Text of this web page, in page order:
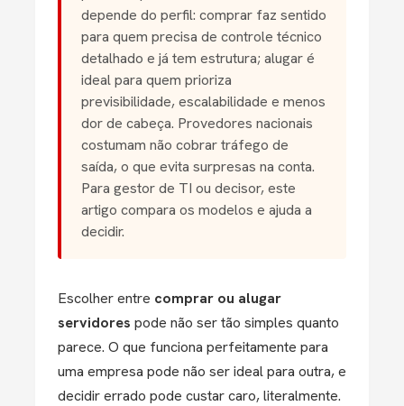
depende do perfil: comprar faz sentido
para quem precisa de controle técnico
detalhado e já tem estrutura; alugar é
ideal para quem prioriza
previsibilidade, escalabilidade e menos
dor de cabeça. Provedores nacionais
costumam não cobrar tráfego de
saída, o que evita surpresas na conta.
Para gestor de TI ou decisor, este
artigo compara os modelos e ajuda a
decidir.
Escolher entre comprar ou alugar
servidores pode não ser tão simples quanto
parece. O que funciona perfeitamente para
uma empresa pode não ser ideal para outra, e
decidir errado pode custar caro, literalmente.